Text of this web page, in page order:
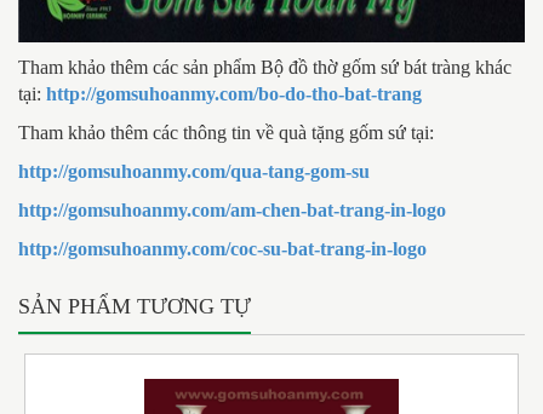
Tham khảo thêm các sản phẩm Bộ đồ thờ gốm sứ bát tràng khác
tại: http://gomsuhoanmy.com/bo-do-tho-bat-trang
Tham khảo thêm các thông tin về quà tặng gốm sứ tại:
http://gomsuhoanmy.com/qua-tang-gom-su
http://gomsuhoanmy.com/am-chen-bat-trang-in-logo
http://gomsuhoanmy.com/coc-su-bat-trang-in-logo
SẢN PHẨM TƯƠNG TỰ